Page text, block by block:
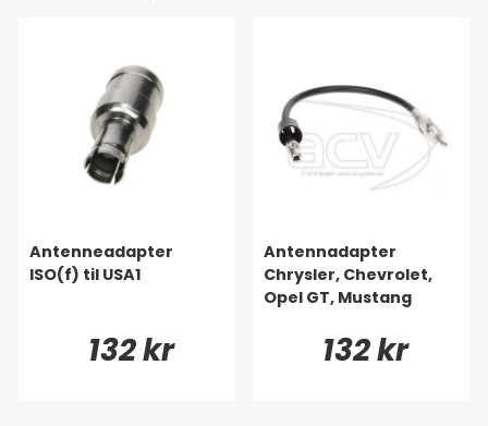
Antenneadapter
ISO(f) til USA1
132 kr
Antennadapter
Chrysler, Chevrolet,
Opel GT, Mustang
132 kr